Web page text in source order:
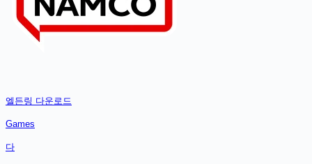
엘든링 다운로드
Games
다